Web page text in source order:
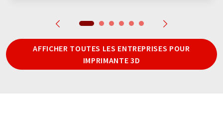
AFFICHER TOUTES LES ENTREPRISES POUR
IMPRIMANTE 3D